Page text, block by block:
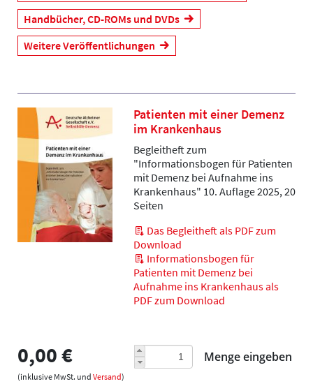
Handbücher, CD-ROMs und DVDs
Weitere Veröffentlichungen
Patienten mit einer Demenz
im Krankenhaus
Begleitheft zum
"Informationsbogen für Patienten
mit Demenz bei Aufnahme ins
Krankenhaus" 10. Auflage 2025, 20
Seiten
Das Begleitheft als PDF zum
Download
Informationsbogen für
Patienten mit Demenz bei
Aufnahme ins Krankenhaus als
PDF zum Download
0,00 €
(inklusive MwSt. und Versand)
Menge eingeben